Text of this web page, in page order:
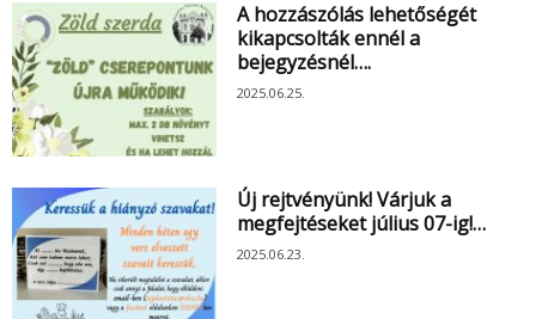
A hozzászólás lehetőségét
kikapcsolták ennél a
bejegyzésnél….
2025.06.25.
Új rejtvényünk! Várjuk a
megfejtéseket július 07-ig!…
2025.06.23.